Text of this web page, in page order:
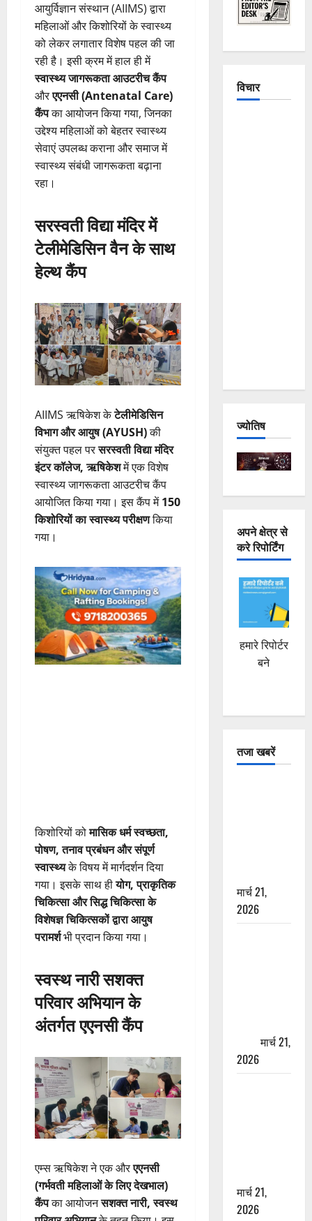
आयुर्विज्ञान संस्थान (AIIMS) द्वारा
महिलाओं और किशोरियों के स्वास्थ्य
को लेकर लगातार विशेष पहल की जा
रही है। इसी क्रम में हाल ही में
स्वास्थ्य जागरूकता आउटरीच कैंप
औरएएनसी (Antenatal Care)
कैंपका आयोजन किया गया, जिनका
उद्देश्य महिलाओं को बेहतर स्वास्थ्य
सेवाएं उपलब्ध कराना और समाज में
स्वास्थ्य संबंधी जागरूकता बढ़ाना
रहा।
सरस्वती विद्या मंदिर में
टेलीमेडिसिन वैन के साथ
हेल्थ कैंप
AIIMS ऋषिकेश केटेलीमेडिसिन
विभाग और आयुष (AYUSH)की
संयुक्त पहल परसरस्वती विद्या मंदिर
इंटर कॉलेज, ऋषिकेशमें एक विशेष
स्वास्थ्य जागरूकता आउटरीच कैंप
आयोजित किया गया। इस कैंप में150
किशोरियों का स्वास्थ्य परीक्षणकिया
गया।
किशोरियों कोमासिक धर्म स्वच्छता,
पोषण, तनाव प्रबंधन और संपूर्ण
स्वास्थ्यके विषय में मार्गदर्शन दिया
गया। इसके साथ हीयोग, प्राकृतिक
चिकित्सा और सिद्ध चिकित्सा के
विशेषज्ञ चिकित्सकों द्वारा आयुष
परामर्शभी प्रदान किया गया।
स्वस्थ नारी सशक्त
परिवार अभियान के
अंतर्गत एएनसी कैंप
एम्स ऋषिकेश ने एक औरएएनसी
(गर्भवती महिलाओं के लिए देखभाल)
कैंपका आयोजनसशक्त नारी, स्वस्थ
विचार
ज्योतिष
अपने क्षेत्र से
करे रिपोर्टिंग
हमारे रिपोर्टर
बने
तजा खबरें
मार्च 21,
2026
मार्च 21,
2026
मार्च 21,
2026